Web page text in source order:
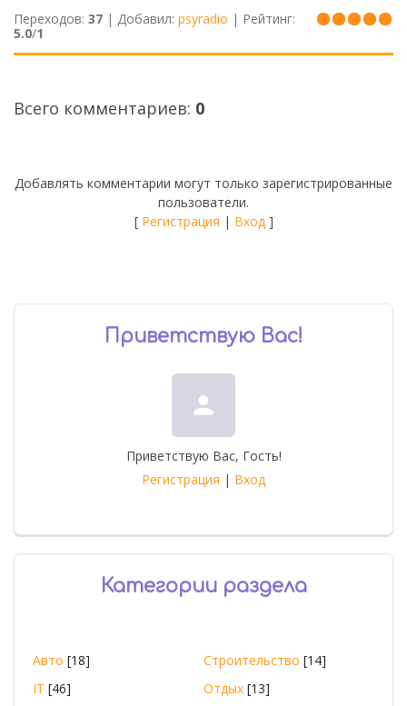
Переходов: 37 | Добавил: psyradio | Рейтинг:
5.0/1
Всего комментариев: 0
Добавлять комментарии могут только зарегистрированные
пользователи.
[ Регистрация | Вход]
Приветствую Вас!
person
Приветствую Вас, Гость!
Регистрация | Вход
Категории раздела
Авто [18] Строительство [14]
IT [46] Отдых [13]